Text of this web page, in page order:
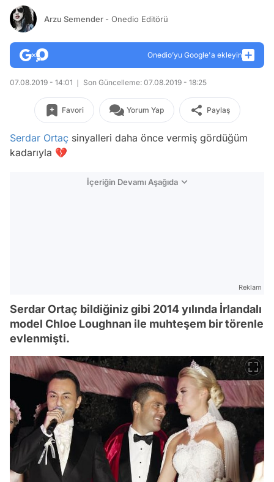
Arzu Semender - Onedio Editörü
Onedio’yu Google'a ekleyin
07.08.2019 - 14:01 Son Güncelleme: 07.08.2019 - 18:25
Favori Yorum Yap Paylaş
Serdar Ortaç sinyalleri daha önce vermiş gördüğüm
kadarıyla 💔
İçeriğin Devamı Aşağıda
Reklam
Serdar Ortaç bildiğiniz gibi 2014 yılında İrlandalı
model Chloe Loughnan ile muhteşem bir törenle
evlenmişti.